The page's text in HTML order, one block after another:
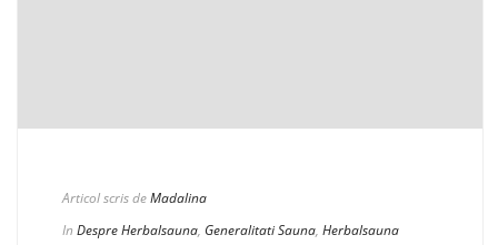
Articol scris deMadalina
In Despre Herbalsauna, Generalitati Sauna, Herbalsauna